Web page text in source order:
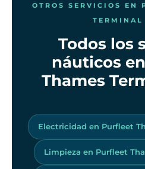
OTROS SERVICIOS EN
TERMINAL
Todos los
náuticos
Thames
Electricidad en Purfleet
Limpieza en Purfleet